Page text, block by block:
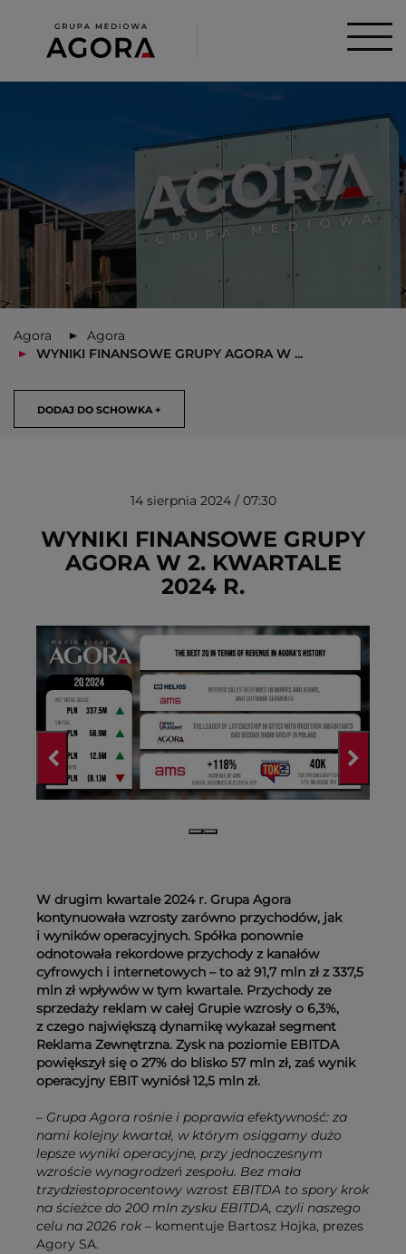
Agora
Agora
WYNIKI FINANSOWE GRUPY AGORA W ...
DODAJ DO SCHOWKA +
14 sierpnia 2024 / 07:30
WYNIKI FINANSOWE GRUPY
AGORA W 2. KWARTALE
2024 R.
W drugim kwartale 2024 r. Grupa Agora
kontynuowała wzrosty zarówno przychodów, jak
i wyników operacyjnych. Spółka ponownie
odnotowała rekordowe przychody z kanałów
cyfrowych i internetowych – to aż 91,7 mln zł z 337,5
mln zł wpływów w tym kwartale. Przychody ze
sprzedaży reklam w całej Grupie wzrosły o 6,3%,
z czego największą dynamikę wykazał segment
Reklama Zewnętrzna. Zysk na poziomie EBITDA
powiększył się o 27% do blisko 57 mln zł, zaś wynik
operacyjny EBIT wyniósł 12,5 mln zł.
– Grupa Agora rośnie i poprawia efektywność: za
nami kolejny kwartał, w którym osiągamy dużo
lepsze wyniki operacyjne, przy jednoczesnym
wzroście wynagrodzeń zespołu. Bez mała
trzydziestoprocentowy wzrost EBITDA to spory krok
na ścieżce do 200 mln zysku EBITDA, czyli naszego
celu na 2026 rok – komentuje Bartosz Hojka, prezes
Agory SA.